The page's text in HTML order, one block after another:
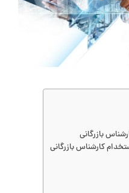
بازرگانی
کارشناس بازرگانی